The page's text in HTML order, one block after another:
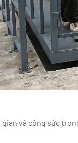
và công sức